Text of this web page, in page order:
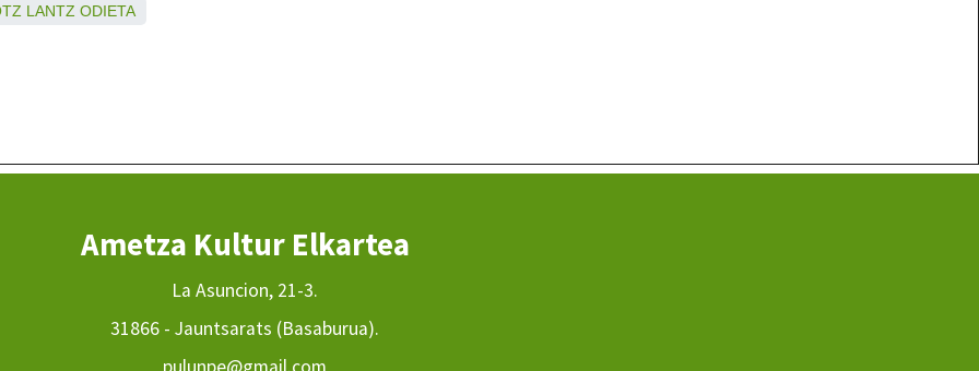
LANTZ ODIETA
Ametza Kultur Elkartea
La Asuncion, 21-3.
31866 - Jauntsarats (Basaburua).